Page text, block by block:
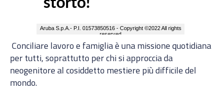
Conciliare lavoro e famiglia è una missione quotidiana
per tutti, soprattutto per chi si approccia da
neogenitore al cosiddetto mestiere più difficile del
mondo.